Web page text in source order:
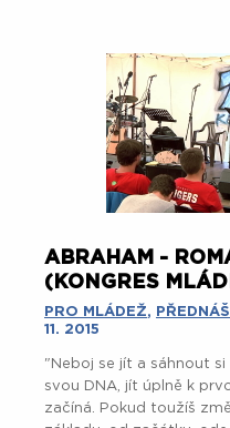
ABRAHAM -
(KONGRES
PRO MLÁDEŽ,
11. 2015
"Neboj se jít a sáhnout
svou DNA, jít úplně k
začíná. Pokud toužíš